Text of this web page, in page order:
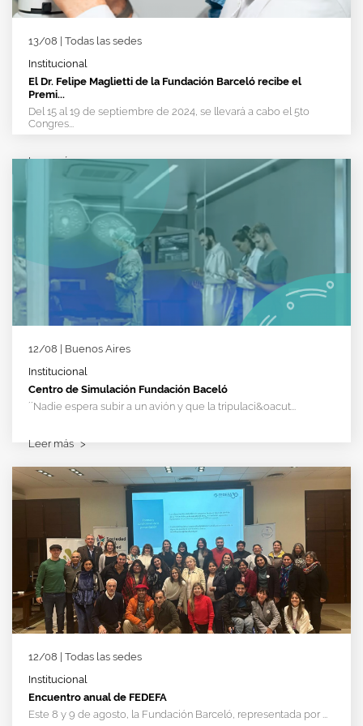
13/08 | Todas las sedes
Institucional
El Dr. Felipe Maglietti de la Fundación Barceló recibe el
Premi...
Del 15 al 19 de septiembre de 2024, se llevará a cabo el 5to
Congres...
Leer más >
12/08 | Buenos Aires
Institucional
Centro de Simulación Fundación Baceló
´´Nadie espera subir a un avión y que la tripulaci&oacut...
Leer más >
12/08 | Todas las sedes
Institucional
Encuentro anual de FEDEFA
Este 8 y 9 de agosto, la Fundación Barceló, representada por ...